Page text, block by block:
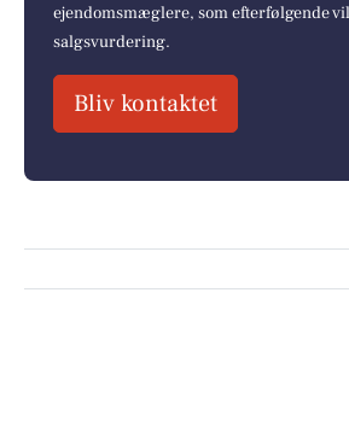
ejendomsmæglere, som efterfølgende
salgsvurdering.
Bliv kontaktet